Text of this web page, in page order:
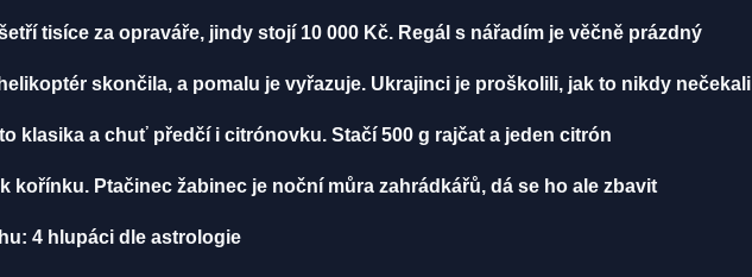
tisíce za opraváře, jindy stojí 10 000 Kč. Regál s nářadím je věčně prázdný
skončila, a pomalu je vyřazuje. Ukrajinci je proškolili, jak to nikdy nečekali
klasika a chuť předčí i citrónovku. Stačí 500 g rajčat a jeden citrón
kořínku. Ptačinec žabinec je noční můra zahrádkářů, dá se ho ale zbavit
4 hlupáci dle astrologie